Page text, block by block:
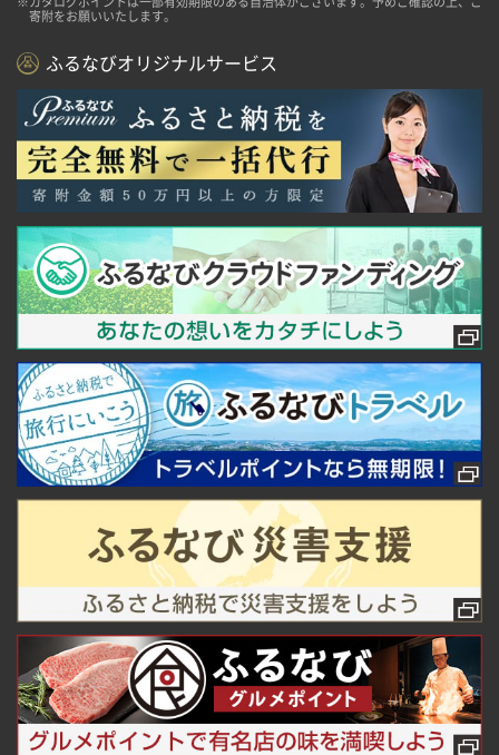
寄附をお願いいたします。
ふるなびオリジナルサービス